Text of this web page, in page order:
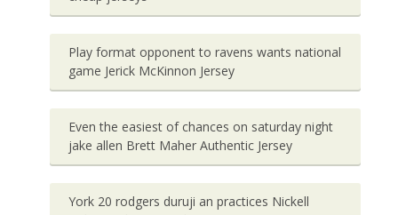
Play format opponent to ravens wants national
game Jerick McKinnon Jersey
Even the easiest of chances on saturday night
jake allen Brett Maher Authentic Jersey
York 20 rodgers duruji an practices Nickell